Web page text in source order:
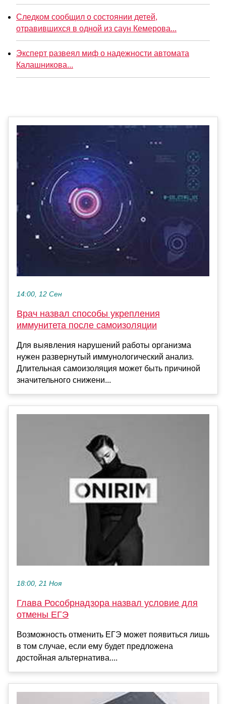
Следком сообщил о состоянии детей,
отравившихся в одной из саун Кемерова...
Эксперт развеял миф о надежности автомата
Калашникова...
14:00, 12 Сен
Врач назвал способы укрепления
иммунитета после самоизоляции
Для выявления нарушений работы организма
нужен развернутый иммунологический анализ.
Длительная самоизоляция может быть причиной
значительного снижени...
18:00, 21 Ноя
Глава Рособрнадзора назвал условие для
отмены ЕГЭ
Возможность отменить ЕГЭ может появиться лишь
в том случае, если ему будет предложена
достойная альтернатива....